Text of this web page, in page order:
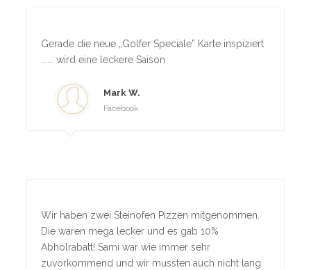
Gerade die neue „Golfer Speciale” Karte inspiziert
...... wird eine leckere Saison
Mark W.
Facebook
Wir haben zwei Steinofen Pizzen mitgenommen.
Die waren mega lecker und es gab 10%
Abholrabatt! Sami war wie immer sehr
zuvorkommend und wir mussten auch nicht lang